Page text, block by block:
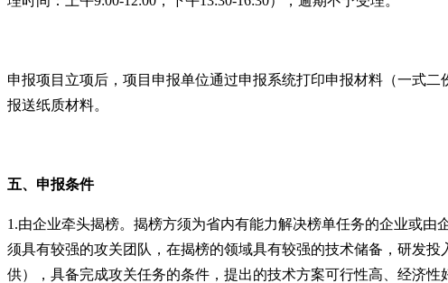
申报项目立项后，项目申报单位通过申报系统打印申报材料（一式
报送纸质材料。
五、 申报条件
1.由企业牵头揭榜。揭榜方须为省内有能力解决榜单任务的企业或
须具有较强的攻关团队，在揭榜的领域具有较强的技术储备，研发
供），具备完成攻关任务的条件，提出的技术方案可行性高、经济性